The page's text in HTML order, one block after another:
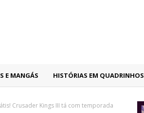
E MANGÁS HISTÓRIAS EM QUADRINHOS
Crusader Kings III tá com temporada